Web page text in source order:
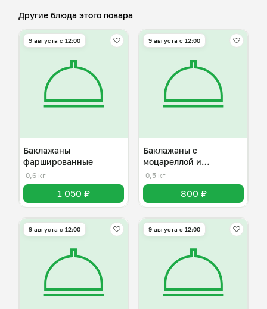
Другие блюда этого повара
9 августа с 12:00
Баклажаны
фаршированные
0,6 кг
1 050 ₽
9 августа с 12:00
Баклажаны с
моцареллой и
помидорами
0,5 кг
800 ₽
9 августа с 12:00 9 августа с 12:00